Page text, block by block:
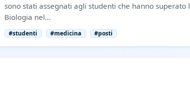
sono stati assegnati agli studenti che hanno superato
Biologia nel…
#studenti #medicina #posti